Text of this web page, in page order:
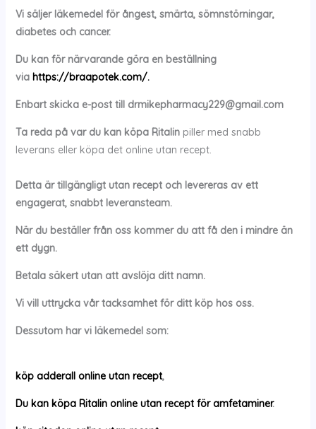
Vi säljer läkemedel för ångest, smärta, sömnstörningar,
diabetes och cancer.
Du kan för närvarande göra en beställning
via https://braapotek.com/.
Enbart skicka e-post till drmikepharmacy229@gmail.com
Ta reda på var du kan köpa Ritalinpiller med snabb
leverans eller köpa det online utan recept.
Detta är tillgängligt utan recept och levereras av ett
engagerat, snabbt leveransteam.
När du beställer från oss kommer du att få den i mindre än
ett dygn.
Betala säkert utan att avslöja ditt namn.
Vi vill uttrycka vår tacksamhet för ditt köp hos oss.
Dessutom har vi läkemedel som:
köp adderall online utan recept,
Du kan köpa Ritalin online utan recept för amfetaminer.